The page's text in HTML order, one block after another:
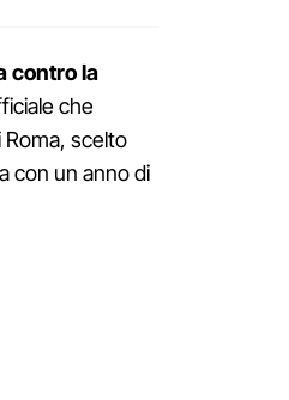
contro la
che
Roma, scelto
con un anno di